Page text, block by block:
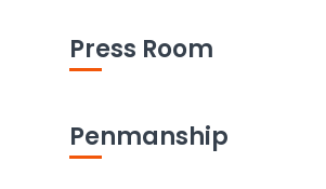
Press Room
Penmanship